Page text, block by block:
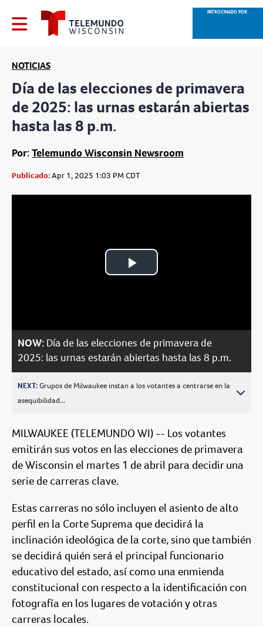
PATROCINADO POR:
NOTICIAS
Día de las elecciones de primavera
de 2025: las urnas estarán abiertas
hasta las 8 p.m.
Por:Telemundo Wisconsin Newsroom
Publicado:Apr 1, 2025 1:03 PM CDT
Play
NOW: Día de las elecciones de primavera de
2025: las urnas estarán abiertas hasta las 8 p.m.
NEXT:Grupos de Milwaukee instan a los votantes a centrarse en la
asequibilidad...
MILWAUKEE (TELEMUNDO WI) -- Los votantes
emitirán sus votos en las elecciones de primavera
de Wisconsin el martes 1 de abril para decidir una
serie de carreras clave.
Estas carreras no sólo incluyen el asiento de alto
perfil en la Corte Suprema que decidirá la
inclinación ideológica de la corte, sino que también
se decidirá quién será el principal funcionario
educativo del estado, así como una enmienda
constitucional con respecto a la identificación con
fotografía en los lugares de votación y otras
carreras locales.